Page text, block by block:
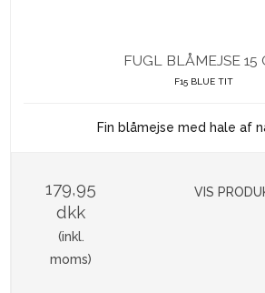
FUGL BLÅMEJSE 15
F15 BLUE TIT
Fin blåmejse med hale af
179,95
dkk
(inkl.
moms)
VIS